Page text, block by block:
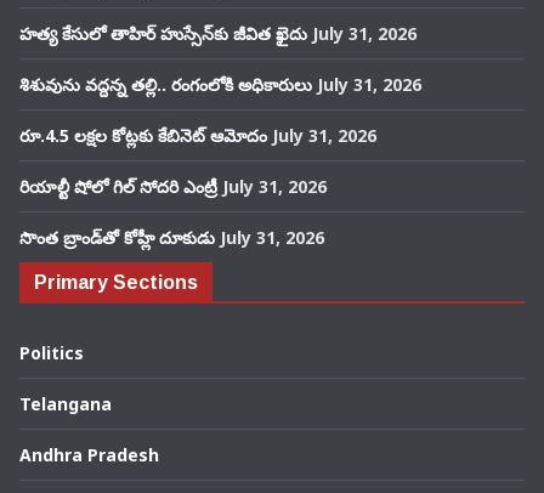
హత్య కేసులో తాహిర్ హుస్సేన్‌కు జీవిత ఖైదు July 31, 2026
శిశువును వద్దన్న తల్లి.. రంగంలోకి అధికారులు July 31, 2026
రూ.4.5 లక్షల కోట్లకు కేబినెట్ ఆమోదం July 31, 2026
రియాల్టీ షోలో గిల్ సోదరి ఎంట్రీ July 31, 2026
సొంత బ్రాండ్‌తో కోహ్లీ దూకుడు July 31, 2026
Primary Sections
Politics
Telangana
Andhra Pradesh